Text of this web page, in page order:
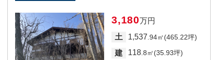
3,180万円
土
1,537 .94㎡(465.22坪)
建 118.8㎡(35.93坪)